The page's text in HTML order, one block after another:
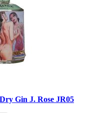
Gin J. Rose JR05